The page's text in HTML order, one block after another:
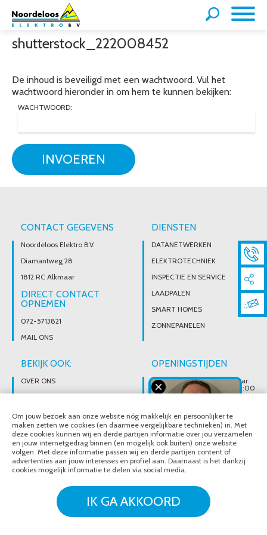
shutterstock_222008452
De inhoud is beveiligd met een wachtwoord. Vul het
wachtwoord hieronder in om hem te kunnen bekijken:
WACHTWOORD:
INVOEREN
CONTACT GEGEVENS
Noordeloos Elektro B.V.
Diamantweg 28
1812 RC Alkmaar
DIRECT CONTACT
OPNEMEN
072-5713821
MAIL ONS
DIENSTEN
DATANETWERKEN
ELEKTROTECHNIEK
INSPECTIE EN SERVICE
LAADPALEN
SMART HOMES
ZONNEPANELEN
BEKIJK OOK:
OVER ONS
VACATURES
OPENINGSTIJDEN
Wij zijn telefonisch bereikbaar:
Maandag tot vrijdag van 08:00
t/m 17:00 uur
particuliere verkoop.
Afhalen van materialen is
alleen mogelijk na telefonisch
contact.
Over ons
Brochures
Vacatures
Om jouw bezoek aan onze website nóg makkelijk en persoonlijker te
maken zetten we cookies (en daarmee vergelijkbare technieken) in. Met
deze cookies kunnen wij en derde partijen informatie over jou verzamelen
en jouw internetgedrag binnen (en mogelijk ook buiten) onze website
volgen. Met deze informatie passen wij en derde partijen content of
advertenties aan jouw interesses en profiel aan. Daarnaast is het dankzij
cookies mogelijk informatie te delen via social media.
IK GA AKKOORD